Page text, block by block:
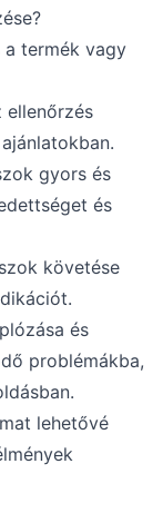
a termék vagy
ellenőrzés
gyors és
és
követése
és
problémákba,
lehetővé